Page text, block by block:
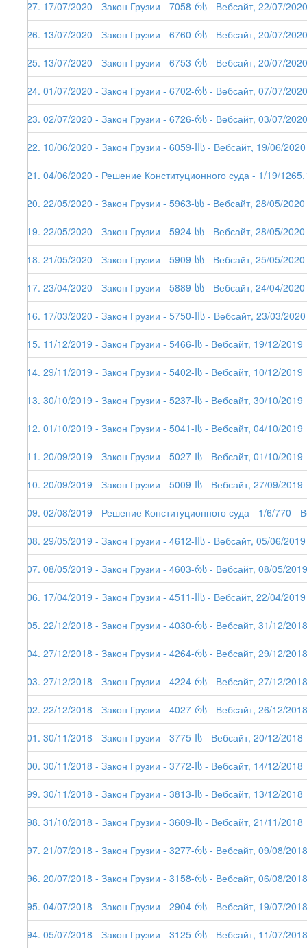
227. 17/07/2020 - Закон Грузии - 7058-რს - Вебсайт, 22/07/2020
226. 13/07/2020 - Закон Грузии - 6760-რს - Вебсайт, 20/07/2020
225. 13/07/2020 - Закон Грузии - 6753-რს - Вебсайт, 20/07/2020
224. 01/07/2020 - Закон Грузии - 6702-რს - Вебсайт, 07/07/2020
223. 02/07/2020 - Закон Грузии - 6726-რს - Вебсайт, 03/07/2020
222. 10/06/2020 - Закон Грузии - 6059-IIს - Вебсайт, 19/06/2020
221. 04/06/2020 - Решение Конституционного суда - 1/19/
220. 22/05/2020 - Закон Грузии - 5963-სს - Вебсайт, 28/05/2020
219. 22/05/2020 - Закон Грузии - 5924-სს - Вебсайт, 28/05/2020
218. 21/05/2020 - Закон Грузии - 5909-სს - Вебсайт, 25/05/2020
217. 23/04/2020 - Закон Грузии - 5889-სს - Вебсайт, 24/04/2020
216. 17/03/2020 - Закон Грузии - 5750-IIს - Вебсайт, 23/03/2020
215. 11/12/2019 - Закон Грузии - 5466-Iს - Вебсайт, 19/12/2019
214. 29/11/2019 - Закон Грузии - 5402-Iს - Вебсайт, 10/12/2019
213. 30/10/2019 - Закон Грузии - 5237-Iს - Вебсайт, 30/10/2019
212. 01/10/2019 - Закон Грузии - 5041-Iს - Вебсайт, 04/10/2019
211. 20/09/2019 - Закон Грузии - 5027-Iს - Вебсайт, 01/10/2019
210. 20/09/2019 - Закон Грузии - 5009-Iს - Вебсайт, 27/09/2019
209. 02/08/2019 - Решение Конституционного суда - 1/6/770 -
208. 29/05/2019 - Закон Грузии - 4612-IIს - Вебсайт, 05/06/2019
207. 08/05/2019 - Закон Грузии - 4603-რს - Вебсайт, 08/05/2019
206. 17/04/2019 - Закон Грузии - 4511-IIს - Вебсайт, 22/04/2019
205. 22/12/2018 - Закон Грузии - 4030-რს - Вебсайт, 31/12/2018
204. 27/12/2018 - Закон Грузии - 4264-რს - Вебсайт, 29/12/2018
203. 27/12/2018 - Закон Грузии - 4224-რს - Вебсайт, 27/12/2018
202. 22/12/2018 - Закон Грузии - 4027-რს - Вебсайт, 26/12/2018
201. 30/11/2018 - Закон Грузии - 3775-Iს - Вебсайт, 20/12/2018
200. 30/11/2018 - Закон Грузии - 3772-Iს - Вебсайт, 14/12/2018
199. 30/11/2018 - Закон Грузии - 3813-Iს - Вебсайт, 13/12/2018
198. 31/10/2018 - Закон Грузии - 3609-Iს - Вебсайт, 21/11/2018
197. 21/07/2018 - Закон Грузии - 3277-რს - Вебсайт, 09/08/2018
196. 20/07/2018 - Закон Грузии - 3158-რს - Вебсайт, 06/08/2018
195. 04/07/2018 - Закон Грузии - 2904-რს - Вебсайт, 19/07/2018
194. 05/07/2018 - Закон Грузии - 3125-რს - Вебсайт, 11/07/2018